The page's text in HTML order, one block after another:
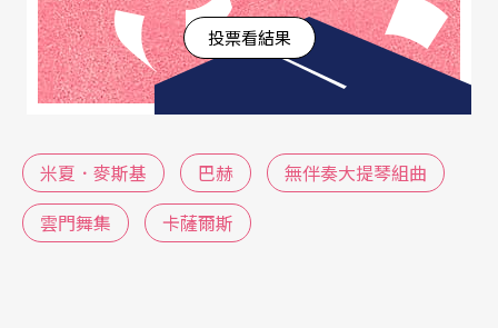
譯為「辭窮處，樂始興」）我想這個意指，音樂是
更高層、更高妙、甚至是最高級的溝通方式；因
此，身為以音樂與人們溝通的音樂家，當然也包括
以超越國界、文化、宗教隔閡的「語言」與世界各
地的人們交流。這就是因為，藝術，是非常「大
投票看結果
米夏．麥斯基 巴赫
無伴奏大提琴組曲
雲門舞集
卡薩爾斯